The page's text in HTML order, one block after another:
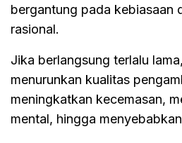
bergantung pada kebiasaan
rasional.
Jika berlangsung terlalu
menurunkan kualitas
meningkatkan kecemasan,
mental, hingga